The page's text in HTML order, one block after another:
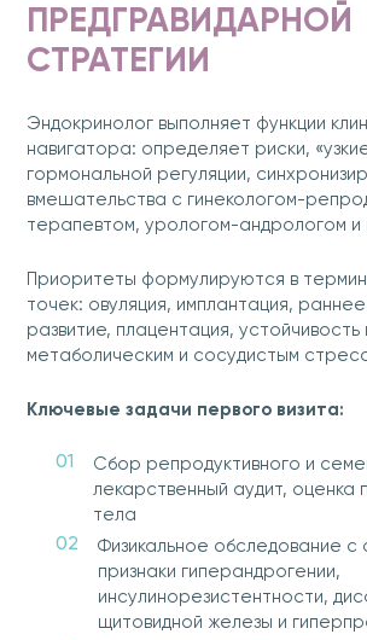
ПРЕДГРАВИДАРНОЙ
СТРАТЕГИИ
Эндокринолог выполняет функции
навигатора: определяет риски,
гормональной регуляции,
вмешательства с гинекологом-
терапевтом, урологом-андрологом и
Приоритеты формулируются в
точек: овуляция, имплантация,
развитие, плацентация, устойчивость
метаболическим и сосудистым
Ключевые задачи первого визита:
Сбор репродуктивного и
лекарственный аудит, оценка
тела
Физикальное обследование с
признаки гиперандрогении,
инсулинорезистентности,
щитовидной железы и